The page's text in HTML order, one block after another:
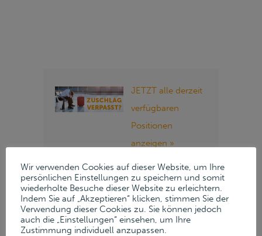
JETZT alle derzeit
verfügbaren
Positionen
anzeigen »
Folgen Sie Lueders
& Partner auf
unseren Social
Media Kanälen:
Wir verwenden Cookies auf dieser Website, um Ihre
persönlichen Einstellungen zu speichern und somit
wiederholte Besuche dieser Website zu erleichtern.
Indem Sie auf „Akzeptieren“ klicken, stimmen Sie der
Verwendung dieser Cookies zu. Sie können jedoch
auch die „Einstellungen“ einsehen, um Ihre
Zustimmung individuell anzupassen.